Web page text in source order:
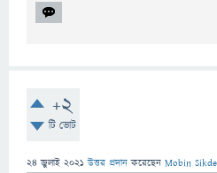
+2
টি ভোট
24 জুলাই 2021 উত্তর প্রদান করেছেন Mobin